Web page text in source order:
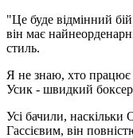
"Це буде відмінний
він має
стиль.
Я не знаю, хто
Усик - швидкий
Усі бачили, наскільки
Гассієвим, він